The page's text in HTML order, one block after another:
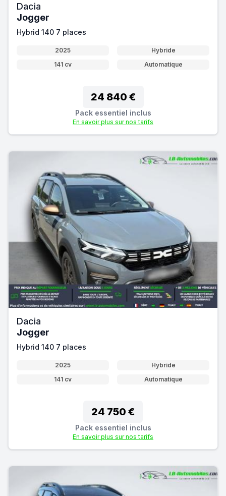
Dacia
Jogger
Hybrid 140 7 places
2025
Hybride
141 cv
Automatique
24 840 €
Pack essentiel inclus
En savoir plus sur nos tarifs
Dacia
Jogger
Hybrid 140 7 places
2025
Hybride
141 cv
Automatique
24 750 €
Pack essentiel inclus
En savoir plus sur nos tarifs